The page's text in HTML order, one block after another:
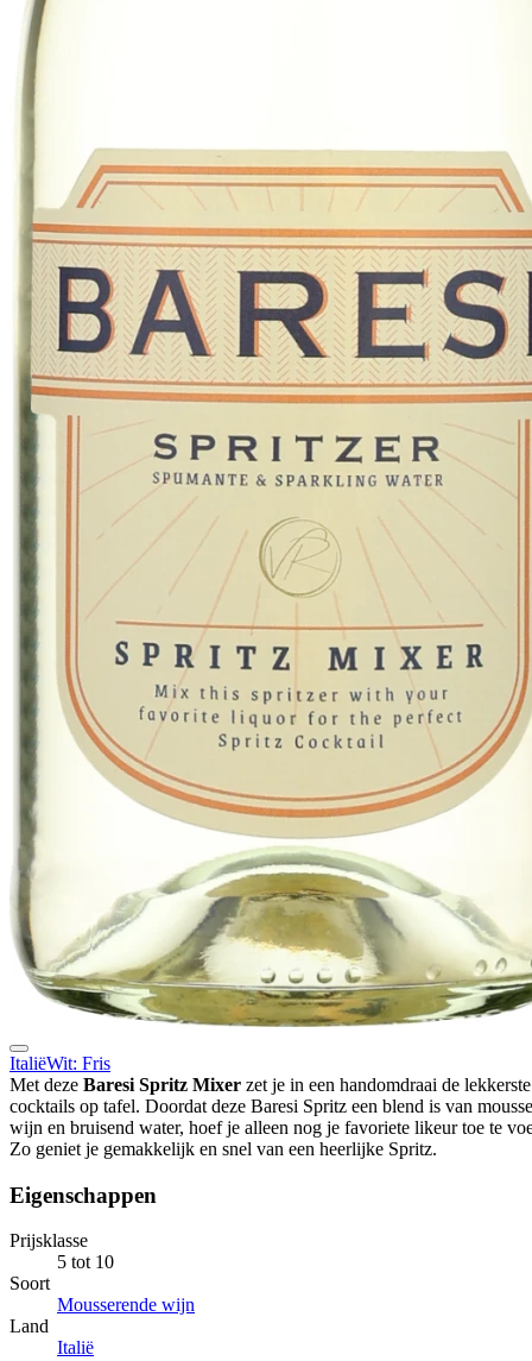
ItaliëWit: Fris
Met deze Baresi Spritz Mixer zet je in een handomdraai de
cocktails op tafel. Doordat deze Baresi Spritz een blend is van
wijn en bruisend water, hoef je alleen nog je favoriete likeur toe te
Zo geniet je gemakkelijk en snel van een heerlijke Spritz.
Eigenschappen
Prijsklasse
5 tot 10
Soort
Mousserende wijn
Land
Italië